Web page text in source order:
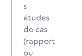
s
études
de cas
(rapport
ou